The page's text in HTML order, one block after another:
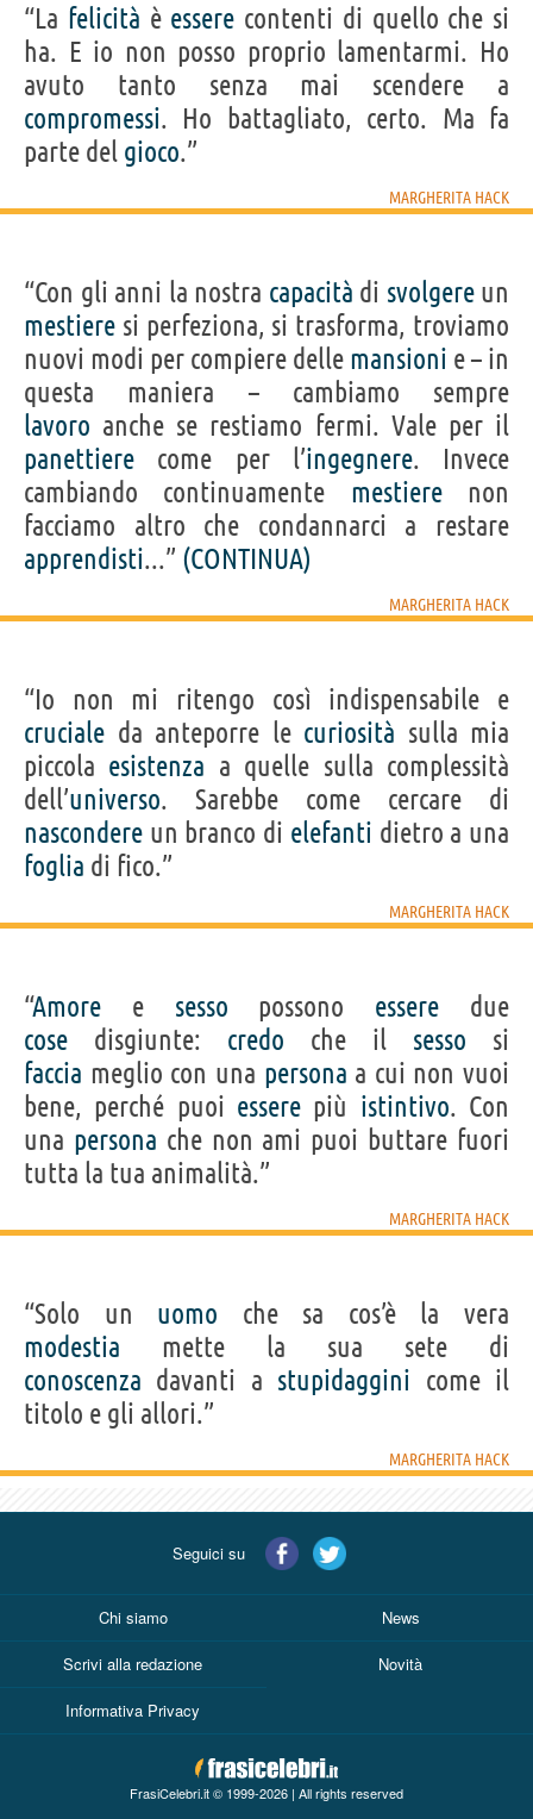
“La felicità è essere contenti di quello che si
ha. E io non posso proprio lamentarmi. Ho
avuto tanto senza mai scendere a
compromessi. Ho battagliato, certo. Ma fa
parte del gioco.”
MARGHERITA HACK
“Con gli anni la nostra capacità di svolgereun
mestiere si perfeziona, si trasforma, troviamo
nuovi modi per compiere delle mansioni e – in
questa maniera – cambiamo sempre
lavoro anche se restiamo fermi. Vale per il
panettiere come per l’ingegnere. Invece
cambiando continuamente mestierenon
facciamo altro che condannarci a restare
apprendisti...” (CONTINUA)
MARGHERITA HACK
“Io non mi ritengo così indispensabile e
cruciale da anteporre le curiosità sulla mia
piccola esistenza a quelle sulla complessità
dell’universo. Sarebbe come cercare di
nascondere un branco di elefanti dietro a una
foglia di fico.”
MARGHERITA HACK
“Amore e sesso possono essere due
cose disgiunte: credo che il sesso si
faccia meglio con una persona a cui non vuoi
bene, perché puoi essere più istintivo. Con
una persona che non ami puoi buttare fuori
tutta la tua animalità.”
MARGHERITA HACK
“Solo un uomo che sa cos’è la vera
modestia mette la sua sete di
conoscenza davanti a stupidaggini come il
titolo e gli allori.”
MARGHERITA HACK
Seguici su
Chi siamo News
Scrivi alla redazione Novità
Informativa Privacy
FrasiCelebri.it © 1999-2026 | All rights reserved